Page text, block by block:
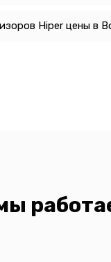
Hiper цены в